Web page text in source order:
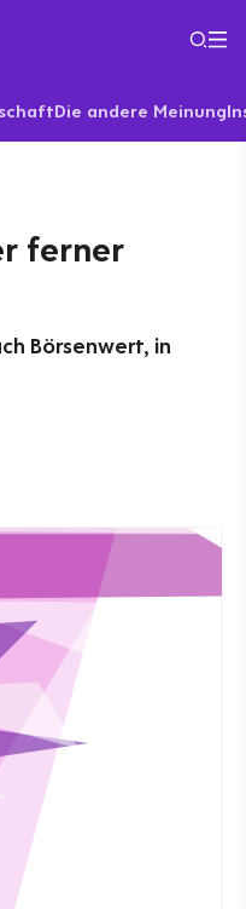
Die andere Meinung
ferner
Börsenwert, in